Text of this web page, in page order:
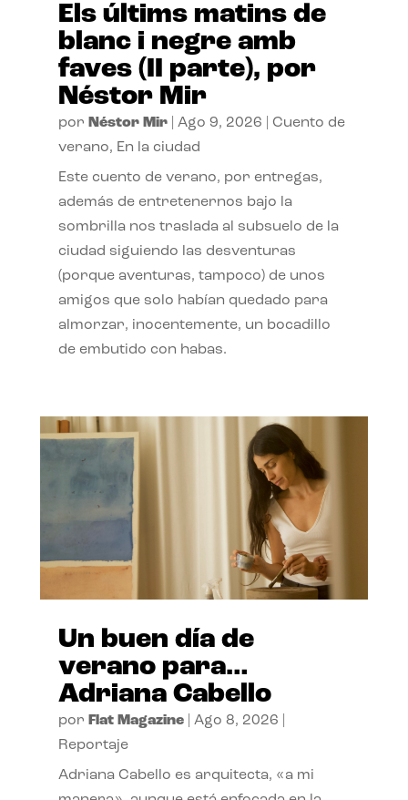
Els últims matins de
blanc i negre amb
faves (II parte), por
Néstor Mir
por Néstor Mir| Ago 9, 2026
Cuento de
verano, En la ciudad
Este cuento de verano, por entregas,
además de entretenernos bajo la
sombrilla nos traslada al subsuelo de la
ciudad siguiendo las desventuras
(porque aventuras, tampoco) de unos
amigos que solo habían quedado para
almorzar, inocentemente, un bocadillo
de embutido con habas.
Un buen día de
verano para…
Adriana Cabello
por Flat Magazine| Ago 8, 2026
Reportaje
Adriana Cabello es arquitecta, «a mi